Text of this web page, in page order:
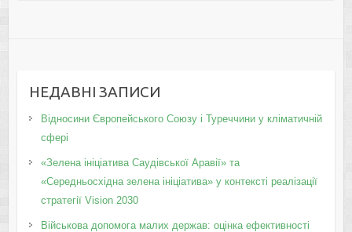
НЕДАВНІ ЗАПИСИ
Відносини Європейського Союзу і Туреччини у кліматичній
сфері
«Зелена ініціатива Саудівської Аравії» та
«Середньосхідна зелена ініціатива» у контексті реалізації
стратегії Vision 2030
Військова допомога малих держав: оцінка ефективності